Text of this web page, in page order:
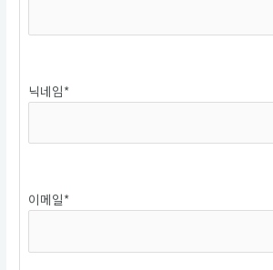
닉네임*
이메일*